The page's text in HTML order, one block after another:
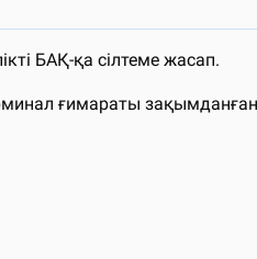
БАҚ-қа сілтеме жасап.
ғимараты